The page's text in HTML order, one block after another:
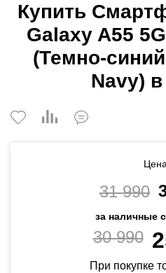
Купить
Galaxy A55
(Темно-
Navy)
31 990
за наличные
30 990
При покупке